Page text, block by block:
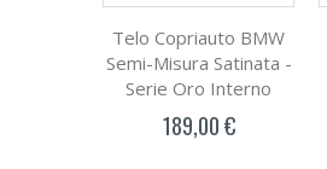
Telo Copriauto BMW
Semi-Misura Satinata -
Serie Oro Interno
189,00 €